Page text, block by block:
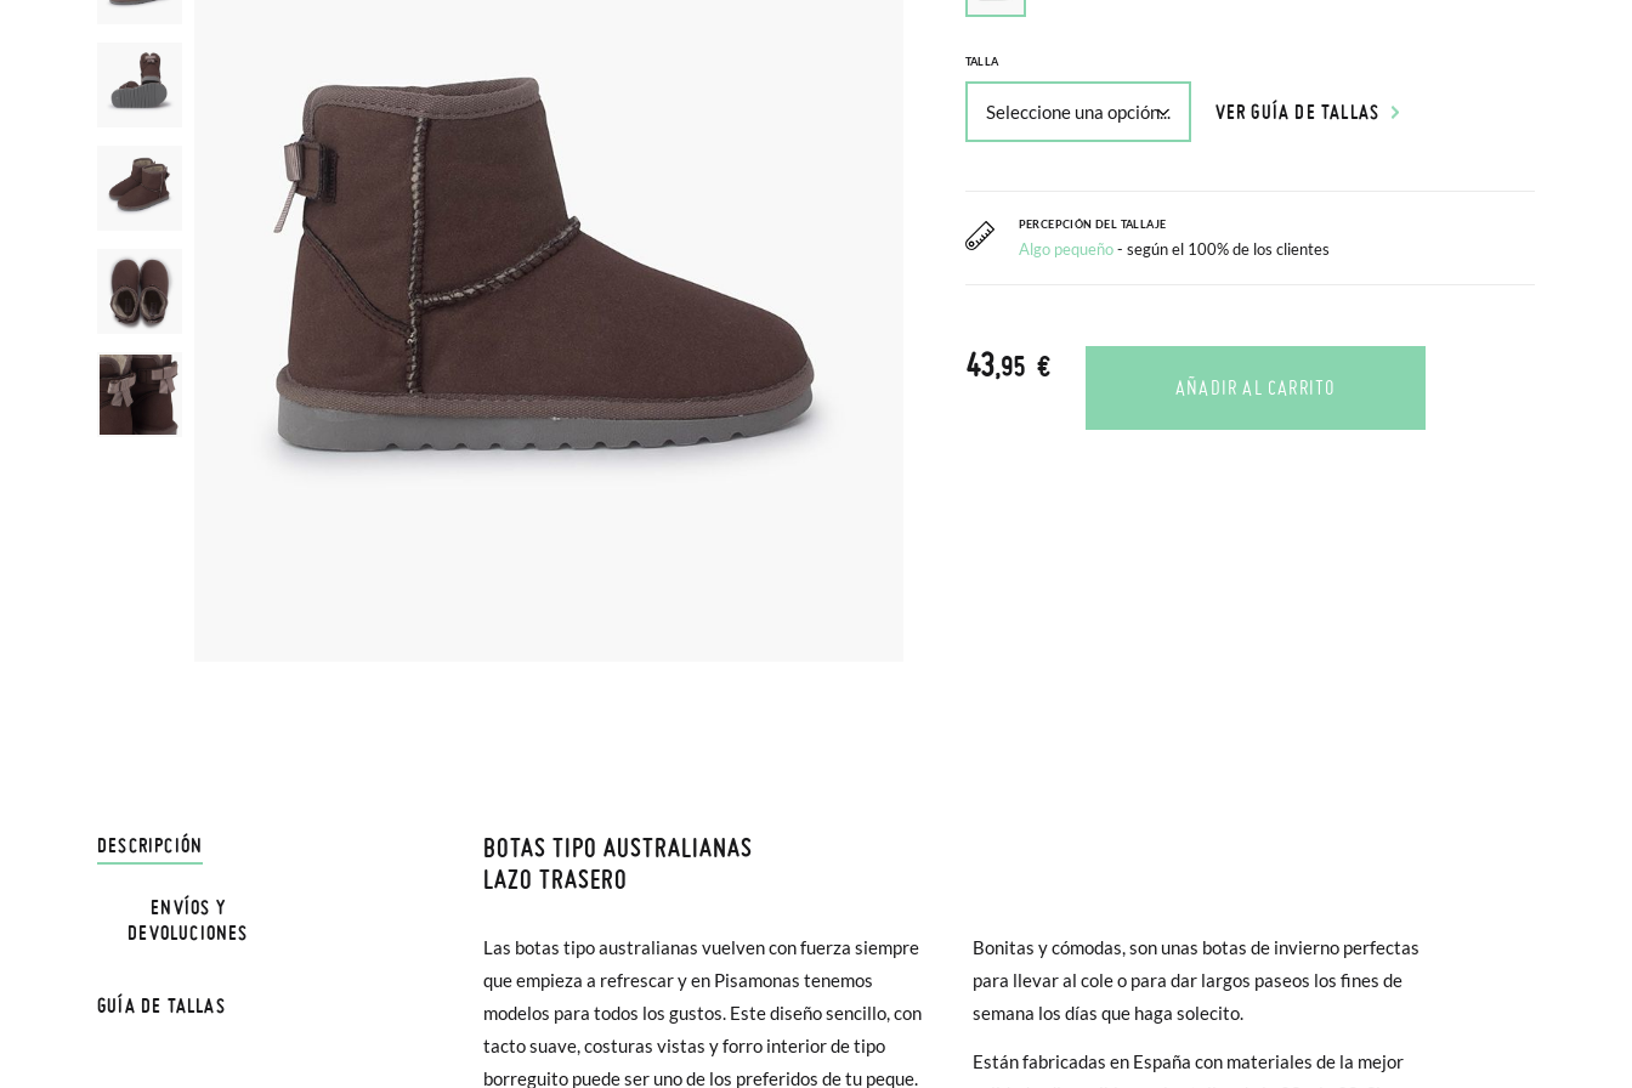
TALLA
VER GUÍA DE TALLAS
PERCEPCIÓN DEL TALLAJE
Algo pequeño - según el 100% de los clientes
43,95 €
AÑADIR AL CARRITO
DESCRIPCIÓN
BOTAS TIPO AUSTRALIANAS
LAZO TRASERO
Las botas tipo australianas vuelven con fuerza siempre
que empieza a refrescar y en Pisamonas tenemos
modelos para todos los gustos. Este diseño sencillo, con
tacto suave, costuras vistas y forro interior de tipo
borreguito puede ser uno de los preferidos de tu peque.
Bonitas y cómodas, son unas botas de invierno perfectas
para llevar al cole o para dar largos paseos los fines de
semana los días que haga solecito.
Están fabricadas en España con materiales de la mejor
ENVÍOS Y
DEVOLUCIONES
En Pisamonas todos los Envíos son GRATIS y los Cambios de Talla/Color también son GRATIS y puedes realizarlos
hasta en 60 días. ¡Te acercamos nuestra tienda física hasta la puerta de tu casa!
Además del envío estándar gratuito (2-3 días laborables), en caso de que prefieras acelerar el envío, puedes por muy
poco más (3,95€) elegir Envío Urgente en Península.
En Baleares el tiempo de envío es de 3-4 días laborables.
Sólo en Pisamonas envíos y cambios gratis, sin importe mínimo, sin preguntas. El precio final será el de los zapatos que
GUÍA DE TALLAS
la medida del pie de tu peque o con la suela interna de otros zapatos que tengas, no con la suela por fuera.
TALLA 28 29 30 31 32 33 34 35 36 37 38